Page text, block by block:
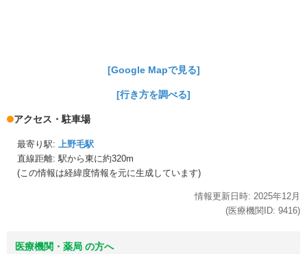
[Google Mapで見る]
[行き方を調べる]
アクセス・駐車場
最寄り駅:
上野毛駅
直線距離: 駅から東に約320m
(この情報は経緯度情報を元に生成しています)
情報更新日時: 2025年12月
(医療機関ID: 9416)
医療機関・薬局 の方へ